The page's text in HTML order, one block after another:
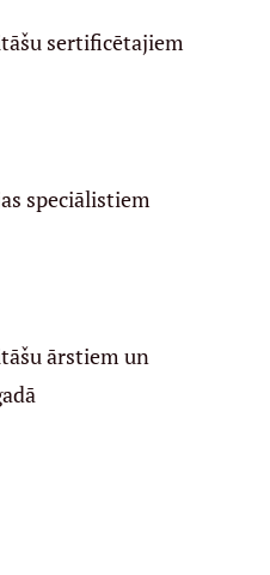
sertificētajiem
speciālistiem
ārstiem un